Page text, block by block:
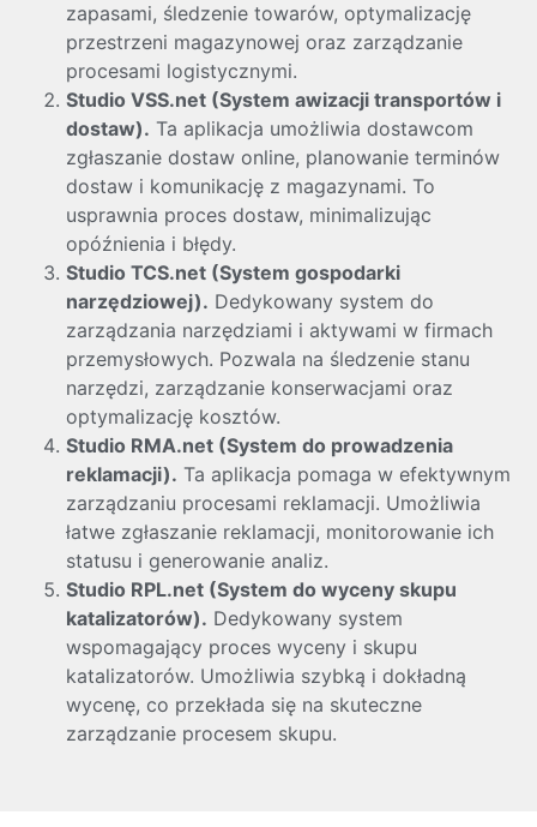
zapasami, śledzenie towarów, optymalizację
przestrzeni magazynowej oraz zarządzanie
procesami logistycznymi.
Studio VSS.net (System awizacji transportów i
dostaw). Ta aplikacja umożliwia dostawcom
zgłaszanie dostaw online, planowanie terminów
dostaw i komunikację z magazynami. To
usprawnia proces dostaw, minimalizując
opóźnienia i błędy.
Studio TCS.net (System gospodarki
narzędziowej). Dedykowany system do
zarządzania narzędziami i aktywami w firmach
przemysłowych. Pozwala na śledzenie stanu
narzędzi, zarządzanie konserwacjami oraz
optymalizację kosztów.
Studio RMA.net (System do prowadzenia
reklamacji). Ta aplikacja pomaga w efektywnym
zarządzaniu procesami reklamacji. Umożliwia
łatwe zgłaszanie reklamacji, monitorowanie ich
statusu i generowanie analiz.
Studio RPL.net (System do wyceny skupu
katalizatorów). Dedykowany system
wspomagający proces wyceny i skupu
katalizatorów. Umożliwia szybką i dokładną
wycenę, co przekłada się na skuteczne
zarządzanie procesem skupu.